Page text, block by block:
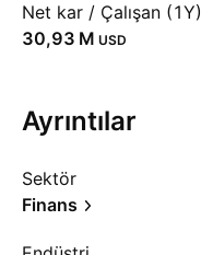
Net kar / Çalışan (1Y)
‪30,93 M‬ USD
Ayrıntılar
Sektör
Finans